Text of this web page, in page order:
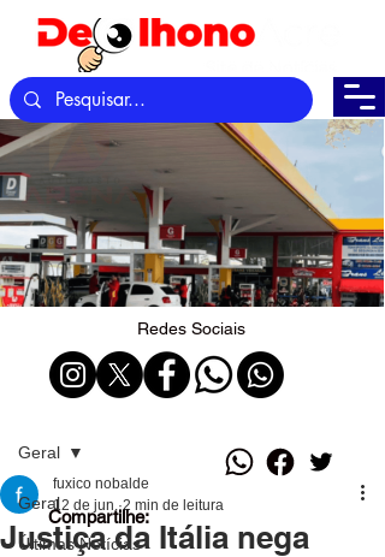
Redes Sociais
Geral
Últimas Notícias
Geral
Justiça da Itália nega
fuxico nobalde
12 de jun. 2 min de leitura
Compartilhe: